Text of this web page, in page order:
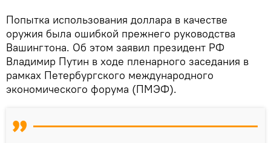
Попытка использования доллара в качестве
оружия была ошибкой прежнего руководства
Вашингтона. Об этом заявил президент РФ
Владимир Путин в ходе пленарного заседания в
рамках Петербургского международного
экономического форума (ПМЭФ).